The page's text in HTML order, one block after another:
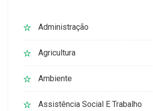
Administração
Agricultura
Ambiente
Assistência Social E Trabalho